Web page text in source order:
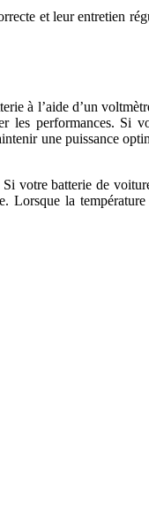
et leur entretien
à l’aide d’un
les performances. Si
une puissance
votre batterie de
Lorsque la